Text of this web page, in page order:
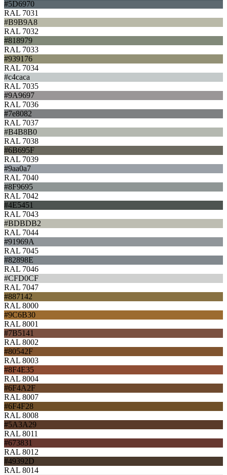
#5D6970
RAL 7031
#B9B9A8
RAL 7032
#818979
RAL 7033
#939176
RAL 7034
#c4caca
RAL 7035
#9A9697
RAL 7036
#7e8082
RAL 7037
#B4B8B0
RAL 7038
#6B695F
RAL 7039
#9aa0a7
RAL 7040
#8F9695
RAL 7042
#4E5451
RAL 7043
#BDBDB2
RAL 7044
#91969A
RAL 7045
#82898E
RAL 7046
#CFD0CF
RAL 7047
#887142
RAL 8000
#9C6B30
RAL 8001
#7B5141
RAL 8002
#80542F
RAL 8003
#8F4E35
RAL 8004
#6F4A2F
RAL 8007
#6F4F28
RAL 8008
#5A3A29
RAL 8011
#673831
RAL 8012
#49392D
RAL 8014